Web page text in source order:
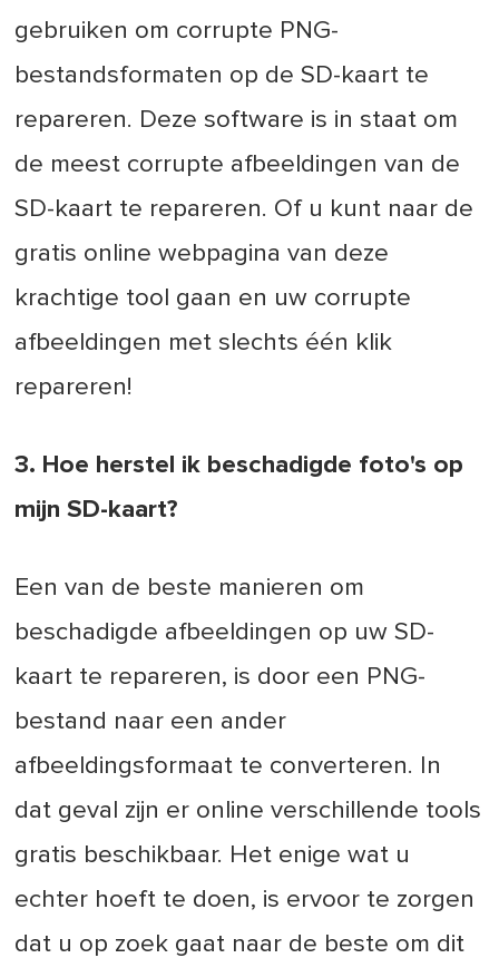
gebruiken om corrupte PNG-
bestandsformaten op de SD-kaart te
repareren. Deze software is in staat om
de meest corrupte afbeeldingen van de
SD-kaart te repareren. Of u kunt naar de
gratis online webpagina van deze
krachtige tool gaan en uw corrupte
afbeeldingen met slechts één klik
repareren!
3. Hoe herstel ik beschadigde foto's op
mijn SD-kaart?
Een van de beste manieren om
beschadigde afbeeldingen op uw SD-
kaart te repareren, is door een PNG-
bestand naar een ander
afbeeldingsformaat te converteren. In
dat geval zijn er online verschillende tools
gratis beschikbaar. Het enige wat u
echter hoeft te doen, is ervoor te zorgen
dat u op zoek gaat naar de beste om dit